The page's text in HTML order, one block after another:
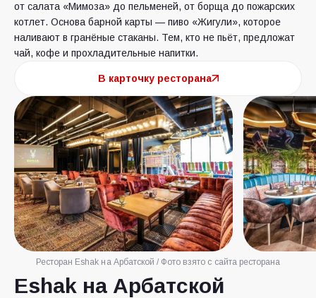
от салата «Мимоза» до пельменей, от борща до пожарских
котлет. Основа барной карты — пиво «Жигули», которое
наливают в гранёные стаканы. Тем, кто не пьёт, предложат
чай, кофе и прохладительные напитки.
В карточку ресторана
Ресторан Eshak на Арбатской / Фото взято с сайта ресторана
Eshak на Арбатской